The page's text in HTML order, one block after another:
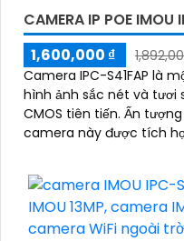
CAMERA IP POE IMOU
1,600,000 ₫
Camera IPC-S41FAP là
hình ảnh sắc nét và tươi
CMOS tiên tiến. Ấn tượng ơn với những thông số là
camera này được tích